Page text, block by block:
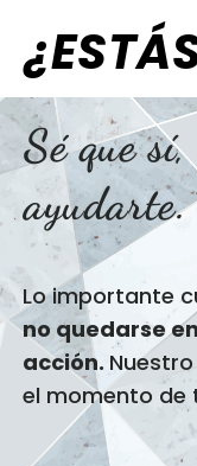
Sé que
ayudarte.
Lo importante
no quedarse
acción.
el momento de